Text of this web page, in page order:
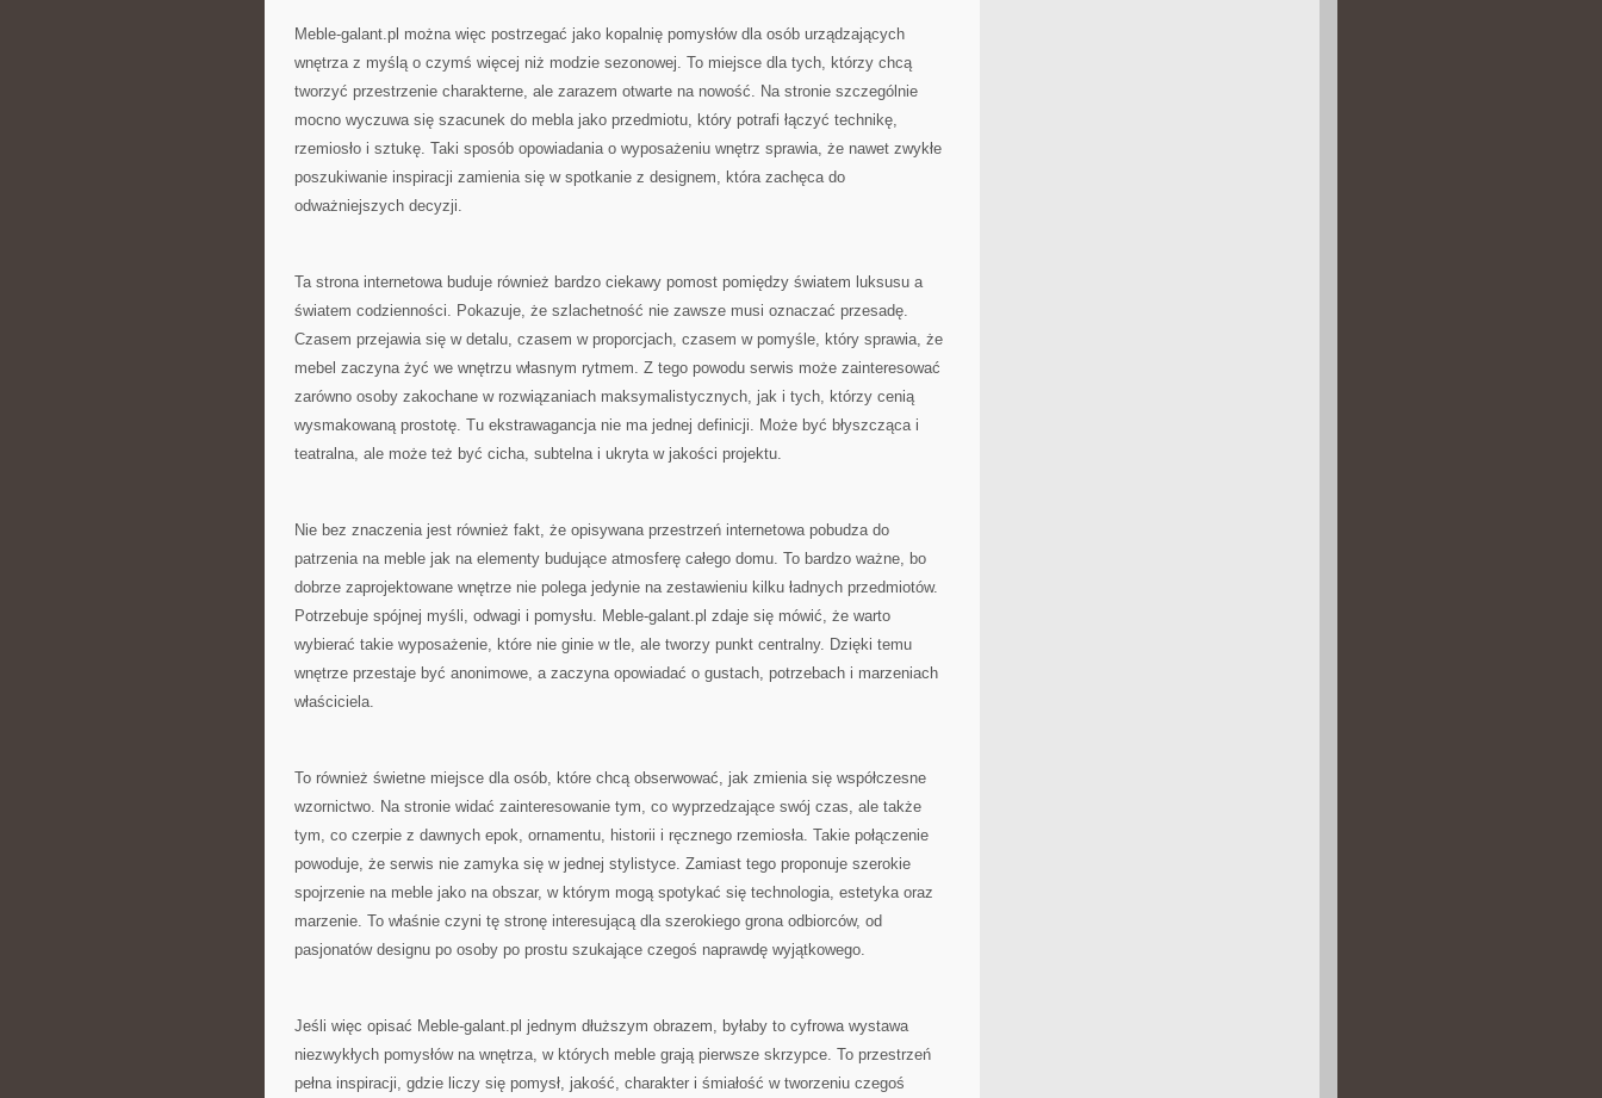
Meble-galant.pl można więc postrzegać jako kopalnię pomysłów dla osób urządzających
wnętrza z myślą o czymś więcej niż modzie sezonowej. To miejsce dla tych, którzy chcą
tworzyć przestrzenie charakterne, ale zarazem otwarte na nowość. Na stronie szczególnie
mocno wyczuwa się szacunek do mebla jako przedmiotu, który potrafi łączyć technikę,
rzemiosło i sztukę. Taki sposób opowiadania o wyposażeniu wnętrz sprawia, że nawet zwykłe
poszukiwanie inspiracji zamienia się w spotkanie z designem, która zachęca do
odważniejszych decyzji.
Ta strona internetowa buduje również bardzo ciekawy pomost pomiędzy światem luksusu a
światem codzienności. Pokazuje, że szlachetność nie zawsze musi oznaczać przesadę.
Czasem przejawia się w detalu, czasem w proporcjach, czasem w pomyśle, który sprawia, że
mebel zaczyna żyć we wnętrzu własnym rytmem. Z tego powodu serwis może zainteresować
zarówno osoby zakochane w rozwiązaniach maksymalistycznych, jak i tych, którzy cenią
wysmakowaną prostotę. Tu ekstrawagancja nie ma jednej definicji. Może być błyszcząca i
teatralna, ale może też być cicha, subtelna i ukryta w jakości projektu.
Nie bez znaczenia jest również fakt, że opisywana przestrzeń internetowa pobudza do
patrzenia na meble jak na elementy budujące atmosferę całego domu. To bardzo ważne, bo
dobrze zaprojektowane wnętrze nie polega jedynie na zestawieniu kilku ładnych przedmiotów.
Potrzebuje spójnej myśli, odwagi i pomysłu. Meble-galant.pl zdaje się mówić, że warto
wybierać takie wyposażenie, które nie ginie w tle, ale tworzy punkt centralny. Dzięki temu
wnętrze przestaje być anonimowe, a zaczyna opowiadać o gustach, potrzebach i marzeniach
właściciela.
To również świetne miejsce dla osób, które chcą obserwować, jak zmienia się współczesne
wzornictwo. Na stronie widać zainteresowanie tym, co wyprzedzające swój czas, ale także
tym, co czerpie z dawnych epok, ornamentu, historii i ręcznego rzemiosła. Takie połączenie
powoduje, że serwis nie zamyka się w jednej stylistyce. Zamiast tego proponuje szerokie
spojrzenie na meble jako na obszar, w którym mogą spotykać się technologia, estetyka oraz
marzenie. To właśnie czyni tę stronę interesującą dla szerokiego grona odbiorców, od
pasjonatów designu po osoby po prostu szukające czegoś naprawdę wyjątkowego.
Jeśli więc opisać Meble-galant.pl jednym dłuższym obrazem, byłaby to cyfrowa wystawa
niezwykłych pomysłów na wnętrza, w których meble grają pierwsze skrzypce. To przestrzeń
pełna inspiracji, gdzie liczy się pomysł, jakość, charakter i śmiałość w tworzeniu czegoś